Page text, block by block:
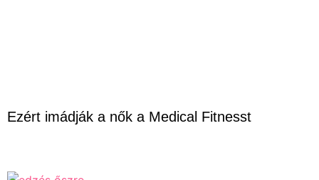
Ezért imádják a nők a Medical Fitnesst